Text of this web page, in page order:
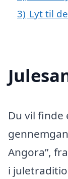
3) Lyt til
Du vil finde
Angora”,
i